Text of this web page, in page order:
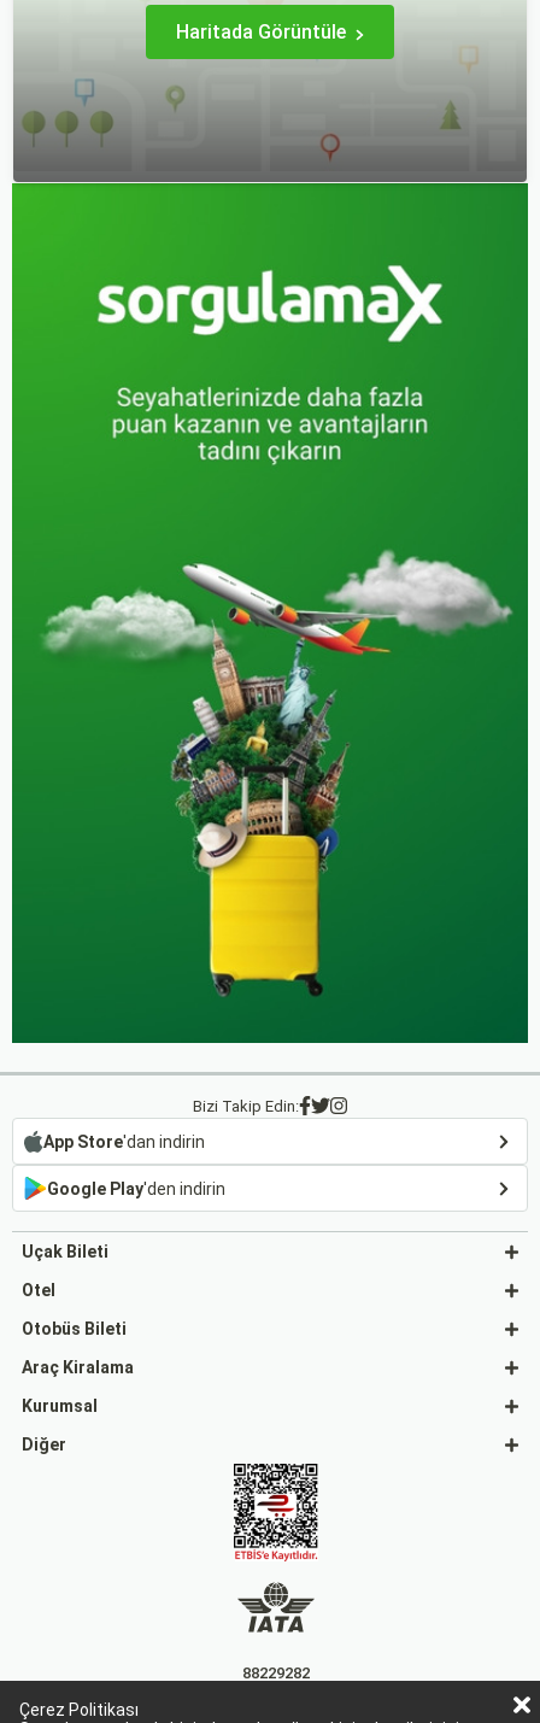
Çerez Politikası
imkanları sunmaktadır.
deneyimler sunmaktadır.
Haritada Görüntüle
Bizi Takip Edin:
App Store'dan indirin
Google Play'den indirin
Uçak Bileti
Otel
Otobüs Bileti
Araç Kiralama
Kurumsal
Diğer
88229282